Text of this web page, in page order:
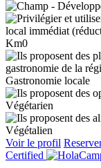
Km0
Gastronomie locale
Végétarien
Végétalien
Voir le profil
Certified